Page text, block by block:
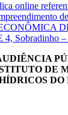
online
4, Sobradinho
DE